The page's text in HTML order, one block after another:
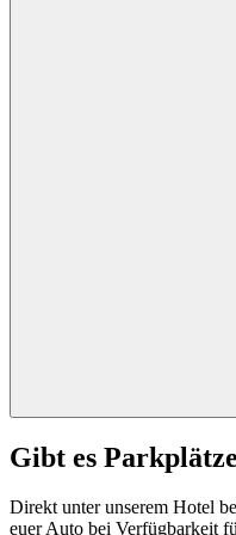
Gibt es
Direkt unter unserem Hotel
euer Auto bei Verfügbarkeit